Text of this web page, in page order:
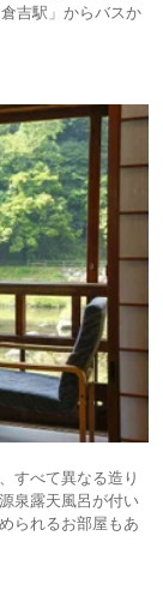
吉駅」からバスか
すべて異なる造り
泉露天風呂が付い
られるお部屋もあ